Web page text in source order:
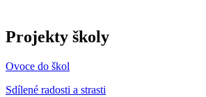
Projekty školy
Ovoce do škol
Sdílené radosti a strasti